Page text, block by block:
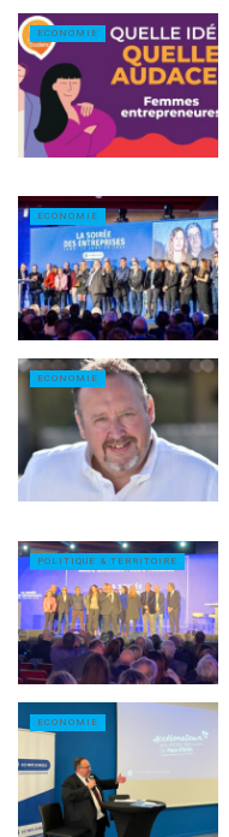
ECONOMIE
ECONOMIE
ECONOMIE
POLITIQUE & TERRITOIRE
ECONOMIE